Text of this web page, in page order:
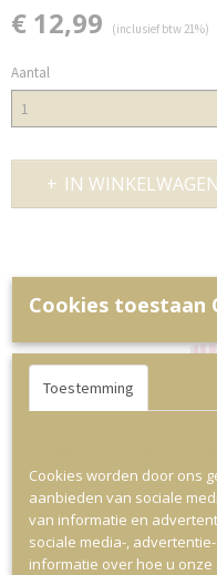
€ 12,99 (inclusief btw 21%)
Aantal
IN WINKELWAGEN
Ook interessant
Cookies toestaan
Toestemming
Cookies worden door ons
aanbieden van sociale
van informatie en
sociale media-,
informatie over hoe u